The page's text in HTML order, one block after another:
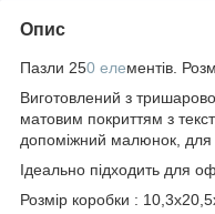
Опис
Пазли 250 елементів.
Виготовлений з
матовим покриттям з
допоміжний малюнок, для
Ідеально підходить для
Розмір коробки :